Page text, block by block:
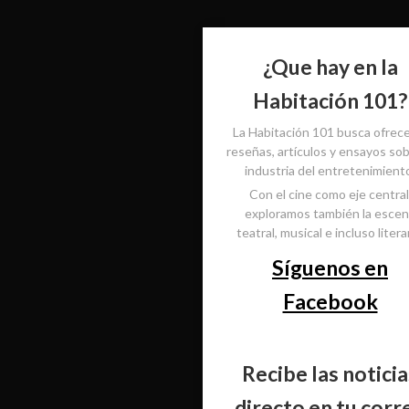
¿Que hay en la
Habitación 101?
La Habitación 101 busca
reseñas, artículos y ensayos
industria del
Con el cine como eje
exploramos también la
teatral, musical e incluso
Síguenos en
Facebook
Recibe las